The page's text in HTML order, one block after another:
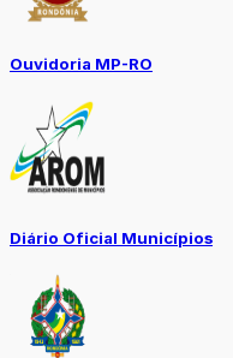
Ouvidoria MP-RO
Diário Oficial Municípios